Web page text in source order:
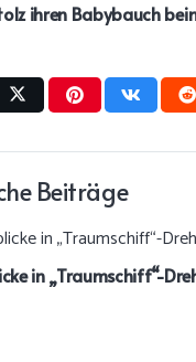
ihren Babybauch
Beiträge
in „Traumschiff“-